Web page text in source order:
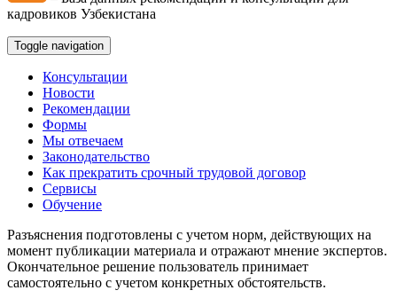
кадровиков Узбекистана
Toggle navigation
Консультации
Новости
Рекомендации
Формы
Мы отвечаем
Законодательство
Как прекратить срочный трудовой договор
Сервисы
Обучение
Разъяснения подготовлены с учетом норм, действующих на
момент публикации материала и отражают мнение экспертов.
Окончательное решение пользователь принимает
самостоятельно с учетом конкретных обстоятельств.